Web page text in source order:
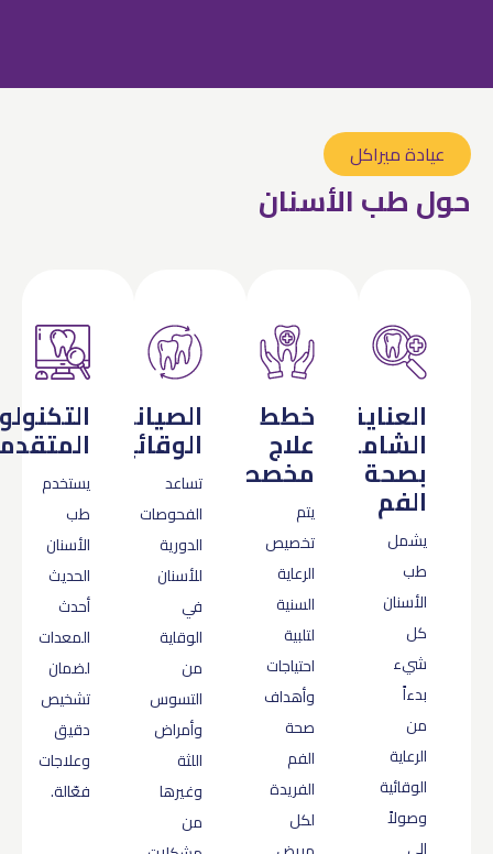
عيادة ميراكل
طب الأسنان
العناية
الشاملة
بصحة
الفم
يشمل
الأسنان
الرعاية
الوقائية
وصولاً
خطط
علاج
مخصصة
تخصيص
الرعاية
السنية
احتياجات
وأهداف
الفريدة
الصيانة
الوقائية
تساعد
الفحوصات
الدورية
للأسنان
الوقاية
التسوس
وأمراض
وغيرها
التكنولوجيا
المتقدمة
يستخدم
الأسنان
الحديث
المعدات
لضمان
تشخيص
وعلاجات
فعّالة.